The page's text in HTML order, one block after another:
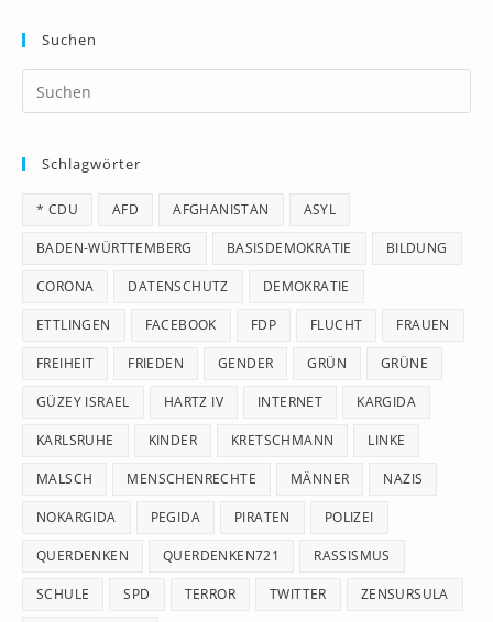
Suchen
Schlagwörter
* CDU AFD AFGHANISTAN ASYL
BADEN-WÜRTTEMBERG BASISDEMOKRATIE BILDUNG
CORONA DATENSCHUTZ DEMOKRATIE
ETTLINGEN FACEBOOK FDP FLUCHT FRAUEN
FREIHEIT FRIEDEN GENDER GRÜN GRÜNE
GÜZEY ISRAEL HARTZ IV INTERNET KARGIDA
KARLSRUHE KINDER KRETSCHMANN LINKE
MALSCH MENSCHENRECHTE MÄNNER NAZIS
NOKARGIDA PEGIDA PIRATEN POLIZEI
QUERDENKEN QUERDENKEN721 RASSISMUS
SCHULE SPD TERROR TWITTER ZENSURSULA